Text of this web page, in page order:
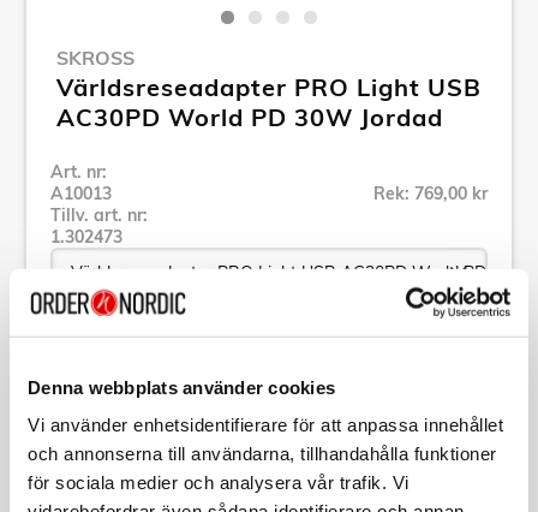
Denna webbplats använder cookies
Vi använder enhetsidentifierare för att anpassa innehållet
och annonserna till användarna, tillhandahålla funktioner
för sociala medier och analysera vår trafik. Vi
SKROSS
Världsreseadapter PRO Light USB
AC30PD World PD 30W Jordad
Art. nr:
A10013
Tillv. art. nr:
1.302473
Rek: 769,00 kr
Specifikation
Beskrivning